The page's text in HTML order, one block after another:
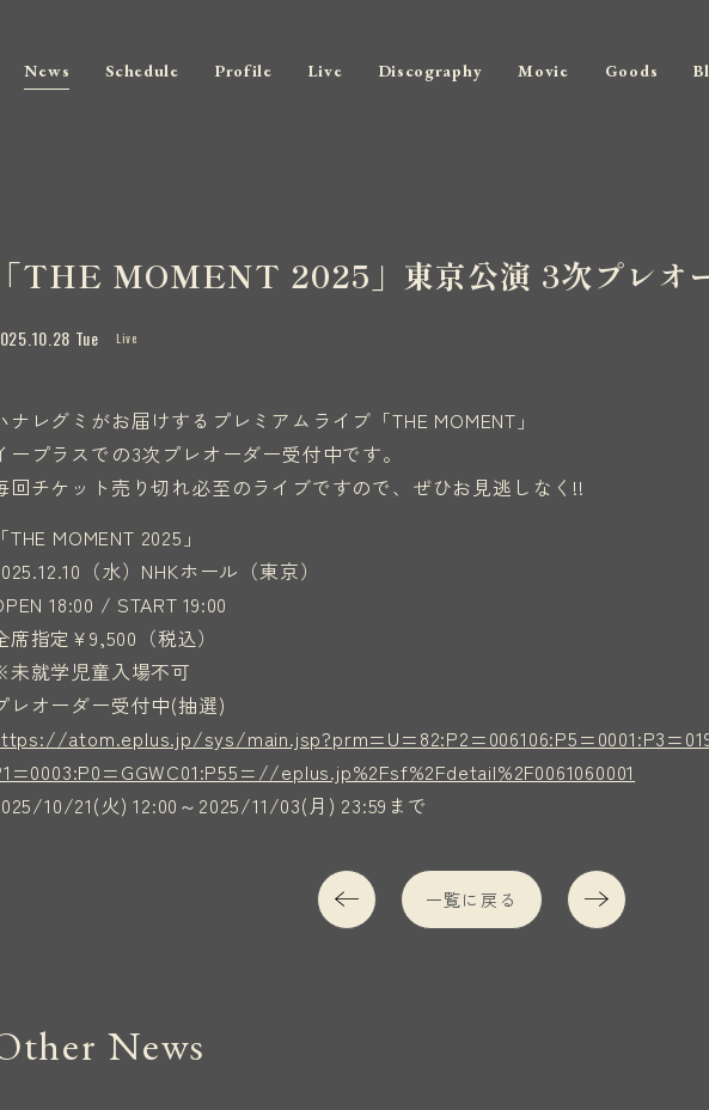
News Schedule Profile Live Discography Movie Goods
「THE MOMENT 2025」東京公演 3次プレオ
Tue Live
ナレグミがお届けするプレミアムライブ「THE MOMENT」
ープラスでの3次プレオーダー受付中です。
回チケット売り切れ必至のライブですので、ぜひお見逃しなく!!
「THE MOMENT 2025」
（水）NHKホール（東京）
18:00 / START 19:00
席指定¥9,500（税込）
就学児童入場不可
レオーダー受付中(抽選)
atom.eplus.jp/sys/
eplus.jp%2Fsf%2Fdetail%2F0061060001
10/21(火) 12:00～2025/11/03(月) 23:59まで
一覧に戻る
News